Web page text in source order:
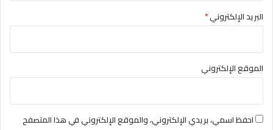
البريد الإلكتروني*
الموقع الإلكتروني
احفظ اسمي، بريدي الإلكتروني، والموقع الإلكتروني في هذا المتصفح